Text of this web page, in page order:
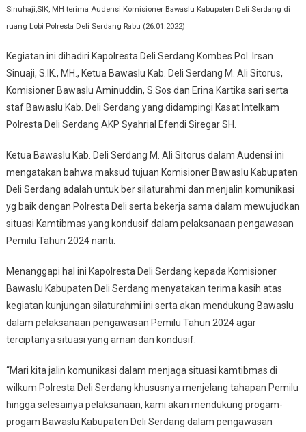
Sinuhaji,SIK, MH terima Audensi Komisioner Bawaslu Kabupaten Deli Serdang di
ruang Lobi Polresta Deli Serdang Rabu (26.01.2022)
Kegiatan ini dihadiri Kapolresta Deli Serdang Kombes Pol. Irsan
Sinuaji, S.IK., MH., Ketua Bawaslu Kab. Deli Serdang M. Ali Sitorus,
Komisioner Bawaslu Aminuddin, S.Sos dan Erina Kartika sari serta
staf Bawaslu Kab. Deli Serdang yang didampingi Kasat Intelkam
Polresta Deli Serdang AKP Syahrial Efendi Siregar SH.
Ketua Bawaslu Kab. Deli Serdang M. Ali Sitorus dalam Audensi ini
mengatakan bahwa maksud tujuan Komisioner Bawaslu Kabupaten
Deli Serdang adalah untuk ber silaturahmi dan menjalin komunikasi
yg baik dengan Polresta Deli serta bekerja sama dalam mewujudkan
situasi Kamtibmas yang kondusif dalam pelaksanaan pengawasan
Pemilu Tahun 2024 nanti.
Menanggapi hal ini Kapolresta Deli Serdang kepada Komisioner
Bawaslu Kabupaten Deli Serdang menyatakan terima kasih atas
kegiatan kunjungan silaturahmi ini serta akan mendukung Bawaslu
dalam pelaksanaan pengawasan Pemilu Tahun 2024 agar
terciptanya situasi yang aman dan kondusif.
“Mari kita jalin komunikasi dalam menjaga situasi kamtibmas di
wilkum Polresta Deli Serdang khususnya menjelang tahapan Pemilu
hingga selesainya pelaksanaan, kami akan mendukung progam-
progam Bawaslu Kabupaten Deli Serdang dalam pengawasan